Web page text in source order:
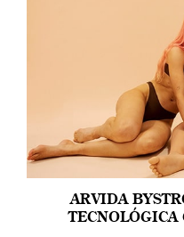
ARVIDA
TECNOLÓGICA